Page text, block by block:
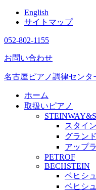
English
サイトマップ
052-802-1155
お問い合わせ
名古屋ピアノ調律センタ
ホーム
取扱いピアノ
スタイ
グラン
アップ
PETROF
BECHSTEIN
ベヒシ
ベヒシ